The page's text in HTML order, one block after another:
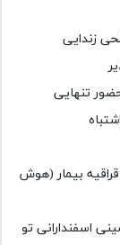
زندایی
تنهایی
بیمار (هوش
اسفندارانی تو